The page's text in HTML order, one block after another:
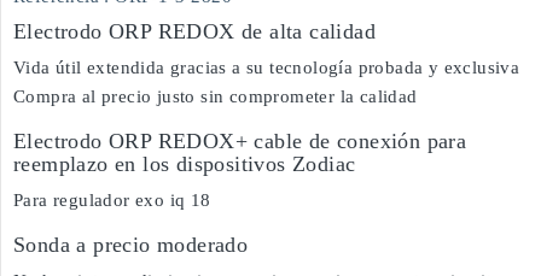
Electrodo ORP REDOX de alta calidad
Vida útil extendida gracias a su tecnología probada y exclusiva
Compra al precio justo sin comprometer la calidad
Electrodo ORP REDOX+ cable de conexión para
reemplazo en los dispositivos Zodiac
Para regulador exo iq 18
Sonda a precio moderado